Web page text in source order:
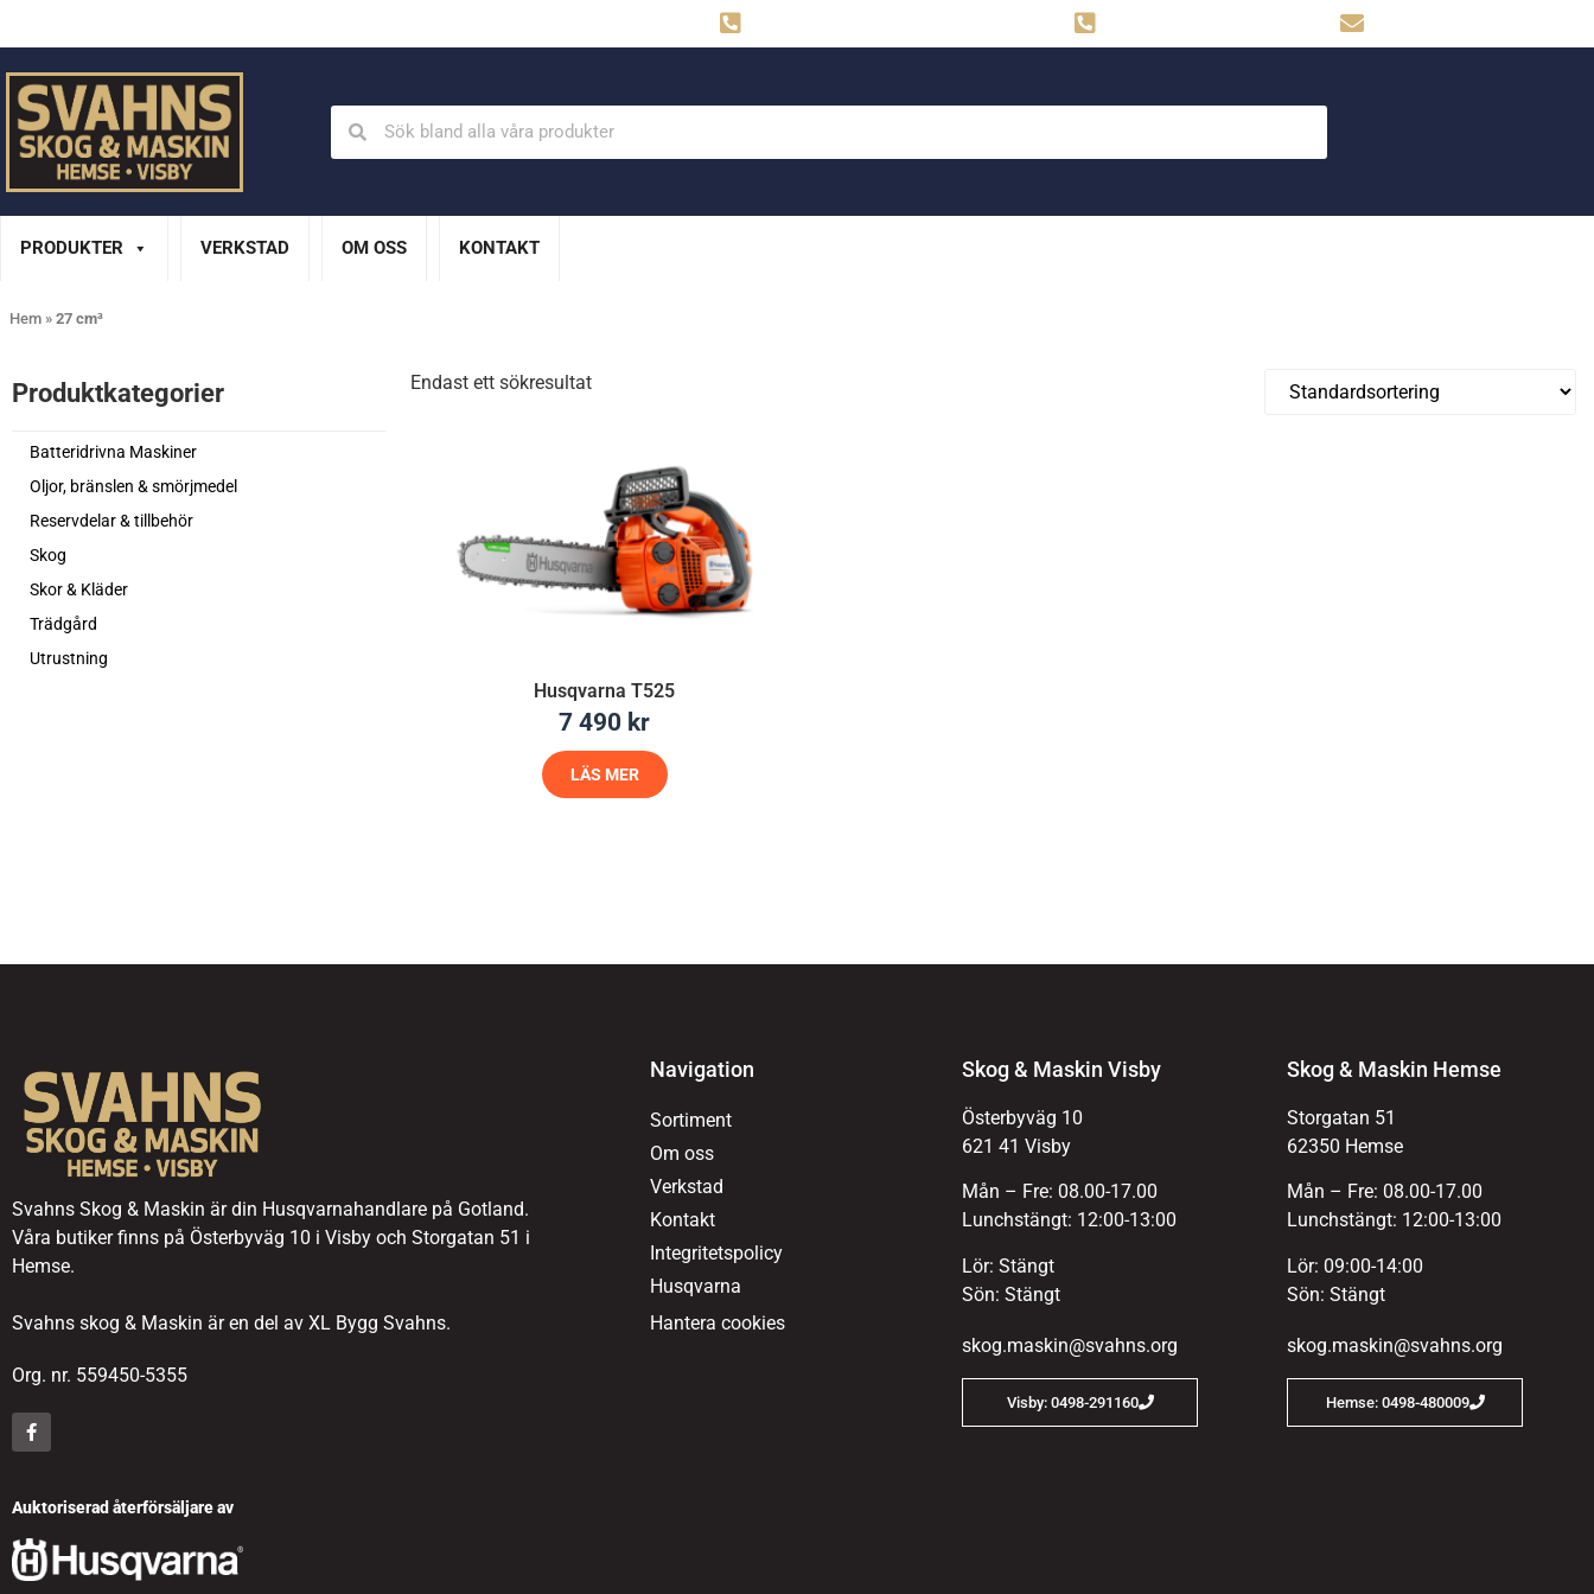
PRODUKTER VERKSTAD OM OSS KONTAKT
Hem » 27 cm³
Produktkategorier​
Batteridrivna Maskiner
Oljor, bränslen & smörjmedel
Reservdelar & tillbehör
Skog
Skor & Kläder
Trädgård
Utrustning
Endast ett sökresultat
Husqvarna T525
7 490 kr
LÄS MER
Svahns Skog & Maskin är din Husqvarnahandlare på Gotland.
Våra butiker finns på Österbyväg 10 i Visby och Storgatan 51 i
Hemse.
Svahns skog & Maskin är en del av XL Bygg Svahns.
Org. nr. 559450-5355
Auktoriserad återförsäljare av
Navigation
Sortiment
Om oss
Verkstad
Kontakt
Integritetspolicy
Husqvarna
Hantera cookies
Skog & Maskin Visby
Österbyväg 10
621 41 Visby
Mån – Fre: 08.00-17.00
Lunchstängt: 12:00-13:00
Lör: Stängt
Sön: Stängt
skog.maskin@svahns.org
Visby: 0498-291160
Skog & Maskin Hemse
Storgatan 51
62350 Hemse
Mån – Fre: 08.00-17.00
Lunchstängt: 12:00-13:00
Lör: 09:00-14:00
Sön: Stängt
skog.maskin@svahns.org
Hemse: 0498-480009